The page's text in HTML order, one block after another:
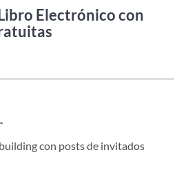
Electrónico con
con posts de invitados